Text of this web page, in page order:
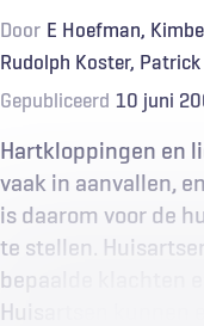
Door E Hoefman
Rudolph Koster
Gepubliceerd 10 juni
Hartkloppingen en
vaak in aanvallen,
is daarom voor de
te stellen.
bepaalde klachten
Huisartsen kunnen